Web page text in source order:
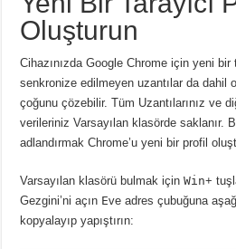
Oluşturun
Cihazınızda Google Chrome için yeni bir
senkronize edilmeyen uzantılar da dahil
çoğunu çözebilir.Tüm Uzantılarınız ve
verileriniz Varsayılan klasörde saklanır.
adlandırmak Chrome’u yeni bir profil
Varsayılan klasörü bulmak içinWin+
Gezgini’ni açın Eve adres çubuğuna
kopyalayıp yapıştırın: